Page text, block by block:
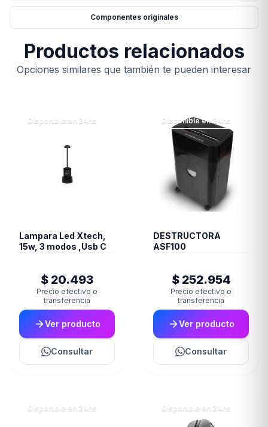
Componentes originales
Productos relacionados
Opciones similares que también te pueden interesar
Disponible en 24hs
Lampara Led Xtech,
15w, 3 modos ,Usb C
$ 20.493
Precio efectivo o
transferencia
Ver producto
Consultar
Disponible en 24hs
DESTRUCTORA
ASF100
$ 252.954
Precio efectivo o
transferencia
Ver producto
Consultar
Disponible en 24hs Disponible en 24hs